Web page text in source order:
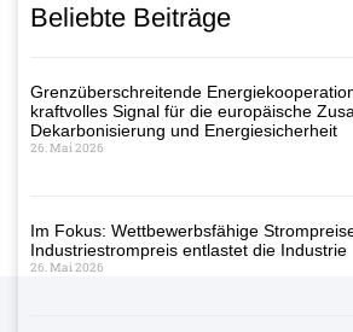
Beliebte Beiträge
Grenzüberschreitende
kraftvolles Signal für die europäische
Dekarbonisierung und Energiesicherheit
26. Mai 2026
Im Fokus: Wettbewerbsfähige
Industriestrompreis entlastet die Industrie
26. Mai 2026